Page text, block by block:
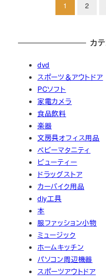
の
送
1 2
カ
dvd
スポーツ＆アウトドア
PCソフト
家電カメラ
食品飲料
楽器
文房具オフィス用品
ベビーマタニティ
ビューティー
ドラッグストア
カーバイク用品
diy工具
本
服ファッション小物
ミュージック
ホームキッチン
パソコン周辺機器
スポーツアウトドア